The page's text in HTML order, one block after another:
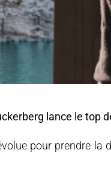
lance le top
pour prendre